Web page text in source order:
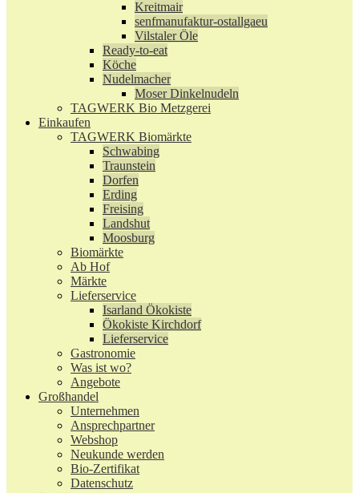
Kreitmair
senfmanufaktur-ostallgaeu
Vilstaler Öle
Ready-to-eat
Köche
Nudelmacher
Moser Dinkelnudeln
TAGWERK Bio Metzgerei
Einkaufen
TAGWERK Biomärkte
Schwabing
Traunstein
Dorfen
Erding
Freising
Landshut
Moosburg
Biomärkte
Ab Hof
Märkte
Lieferservice
Isarland Ökokiste
Ökokiste Kirchdorf
Lieferservice
Gastronomie
Was ist wo?
Angebote
Großhandel
Unternehmen
Ansprechpartner
Webshop
Neukunde werden
Bio-Zertifikat
Datenschutz